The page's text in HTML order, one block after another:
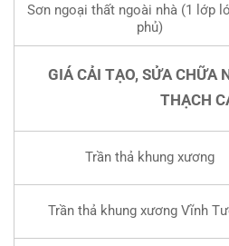
Sơn ngoại thất ngoài nhà (1 lớp
phủ)
GIÁ CẢI TẠO, SỬA CHỮA
THẠCH
Trần thả khung xương
Trần thả khung xương Vĩnh